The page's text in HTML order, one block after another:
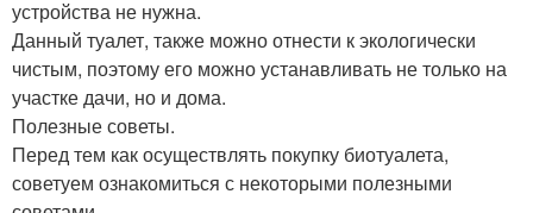
устройства не нужна.
Данный туалет, также можно отнести к экологически
чистым, поэтому его можно устанавливать не только на
участке дачи, но и дома.
Полезные советы.
Перед тем как осуществлять покупку биотуалета,
советуем ознакомиться с некоторыми полезными